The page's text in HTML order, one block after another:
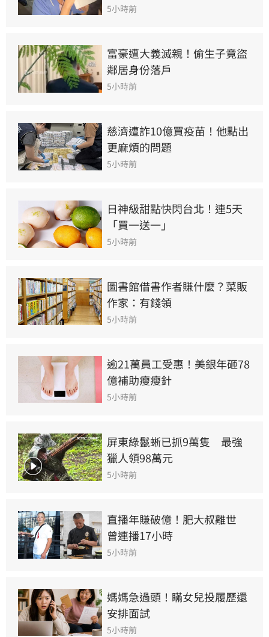
5小時前
富豪遭大義滅親！偷生子竟盜
鄰居身份落戶
5小時前
慈濟遭詐10億買疫苗！他點出
更麻煩的問題
5小時前
日神級甜點快閃台北！連5天
「買一送一」
5小時前
圖書館借書作者賺什麼？菜販
作家：有錢領
5小時前
逾21萬員工受惠！美銀年砸78
億補助瘦瘦針
5小時前
屏東綠鬣蜥已抓9萬隻　最強
獵人領98萬元
5小時前
直播年賺破億！肥大叔離世
曾連播17小時
5小時前
媽媽急過頭！瞞女兒投履歷還
安排面試
5小時前